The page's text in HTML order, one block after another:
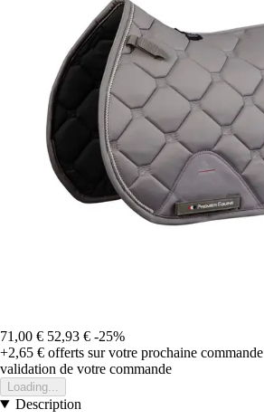
71,00 € 52,93 € -25%
+2,65 € offerts sur votre prochaine commande
validation de votre commande
Loading...
Description